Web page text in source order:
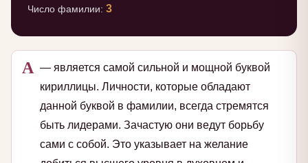
Число фамилии: 3
А — является самой сильной и мощной буквой
кириллицы. Личности, которые обладают
данной буквой в фамилии, всегда стремятся
быть лидерами. Зачастую они ведут борьбу
сами с собой. Это указывает на желание